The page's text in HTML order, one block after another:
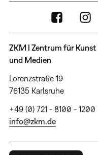
ZKM | Zentrum für Kunst
und Medien
Lorenzstraße 19
76135 Karlsruhe
+49 (0) 721 - 8100 - 1200
info@zkm.de